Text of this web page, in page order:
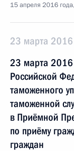
15 апреля 2016
23 марта 2016
23 марта 2016
Российской
таможенного
таможенной
в Приёмной
по приёму
граждан